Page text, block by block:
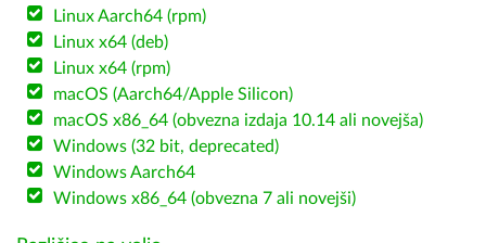
Linux Aarch64 (rpm)
Linux x64 (deb)
Linux x64 (rpm)
macOS (Aarch64/Apple Silicon)
macOS x86_64 (obvezna izdaja 10.14 ali novejša)
Windows (32 bit, deprecated)
Windows Aarch64
Windows x86_64 (obvezna 7 ali novejši)